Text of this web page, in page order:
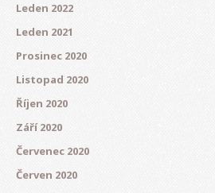
Leden 2022
Leden 2021
Prosinec 2020
Listopad 2020
Říjen 2020
Září 2020
Červenec 2020
Červen 2020